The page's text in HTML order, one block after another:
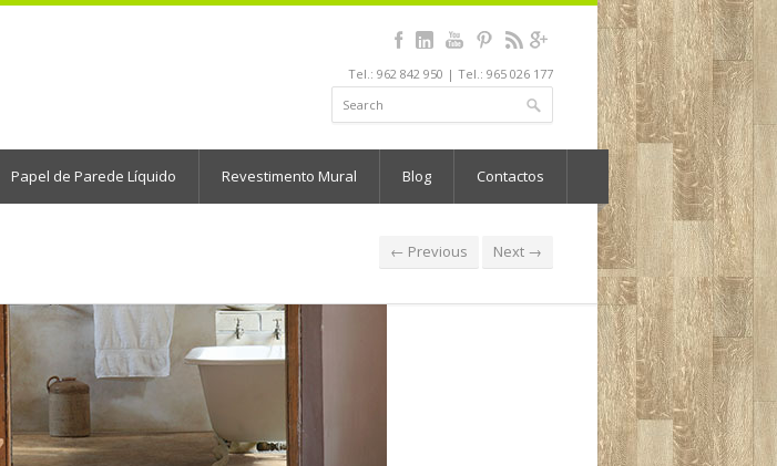
Tel.: 962 842 950 | Tel.: 965 026 177
Papel de Parede Líquido Revestimento Mural Blog Contactos
← Previous Next →